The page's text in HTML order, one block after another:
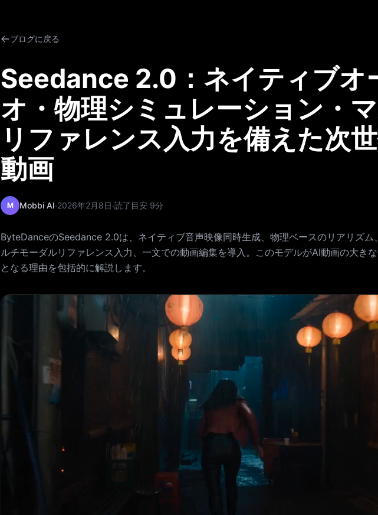
ブログに戻る
Seedance 2.0：ネイティブオ
オ・物理シミュレーション・
リファレンス入力を備えた次
動画
M Mobbi AI·2026年2月8日·読了目安 9分
ByteDanceのSeedance 2.0は、ネイティブ音声映像同時生成、物理ベースのリアリズム
ルチモーダルリファレンス入力、一文での動画編集を導入。このモデルがAI動画の大き
となる理由を包括的に解説します。